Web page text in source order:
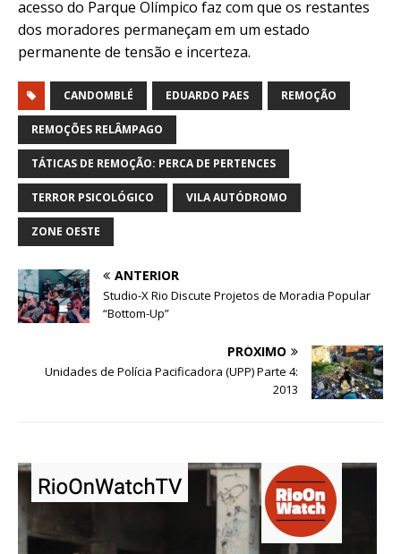
acesso do Parque Olímpico faz com que os restantes
dos moradores permaneçam em um estado
permanente de tensão e incerteza.
CANDOMBLÉ EDUARDO PAES REMOÇÃO
REMOÇÕES RELÂMPAGO
TÁTICAS DE REMOÇÃO: PERCA DE PERTENCES
TERROR PSICOLÓGICO VILA AUTÓDROMO
ZONE OESTE
ANTERIOR
Studio-X Rio Discute Projetos de Moradia Popular
“Bottom-Up”
PRÓXIMO
Unidades de Polícia Pacificadora (UPP) Parte 4:
2013